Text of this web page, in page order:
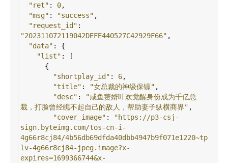
"ret" : 0,
"msg" : "success" ,
"request_id"
"202311072119042DEFE440527C42929F66" ,
"data" : {
"list" : [
{
"shortplay_id" : 6,
"title" : "女总裁的神级保镖" ,
"desc" :
"咸鱼赘婿叶欢觉醒身份成为千亿总
裁，打脸曾经瞧不起自己的敌人，帮助妻子纵横商界" ,
"cover_image" :
"https://p3-csj-
sign.byteimg.com/tos-cn-i-
4g66r8cj84/4b56db69dfda40dbb4947b9f071e1220~tp
lv-4g66r8cj84-jpeg.image?x-
expires=1699366744&x-